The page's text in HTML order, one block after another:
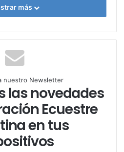
más
nuestro Newsletter
las novedades
Ecuestre
en tus